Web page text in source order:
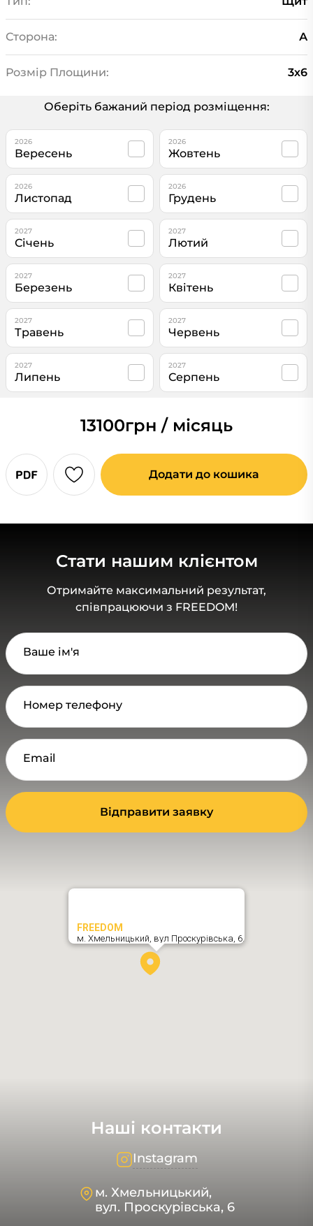
Сторона: А
Розмір Площини: 3х6
Оберіть бажаний період розміщення:
2026
Вересень
2026
Жовтень
2026
Листопад
2026
Грудень
2027
Січень
2027
Лютий
2027
Березень
2027
Квітень
2027
Травень
2027
Червень
2027
Липень
2027
Серпень
13100грн / місяць
Додати до кошика
Стати нашим клієнтом
Отримайте максимальний результат,
співпрацюючи з FREEDOM!
Ваше ім'я
Номер телефону
Email
Відправити заявку
Наші контакти
Instagram
м. Хмельницький,
вул. Проскурівська, 6
FREEDOM
м. Хмельницький, вул Проскурівська, 6,